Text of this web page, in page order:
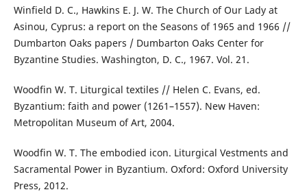
Winfield D. C., Hawkins E. J. W. The Church of Our Lady at
Asinou, Cyprus: a report on the Seasons of 1965 and 1966 //
Dumbarton Oaks papers / Dumbarton Oaks Center for
Byzantine Studies. Washington, D. C., 1967. Vol. 21.
Woodfin W. T. Liturgical textiles // Helen C. Evans, ed.
Byzantium: faith and power (1261–1557). New Haven:
Metropolitan Museum of Art, 2004.
Woodfin W. T. The embodied icon. Liturgical Vestments and
Sacramental Power in Byzantium. Oxford: Oxford University
Press, 2012.